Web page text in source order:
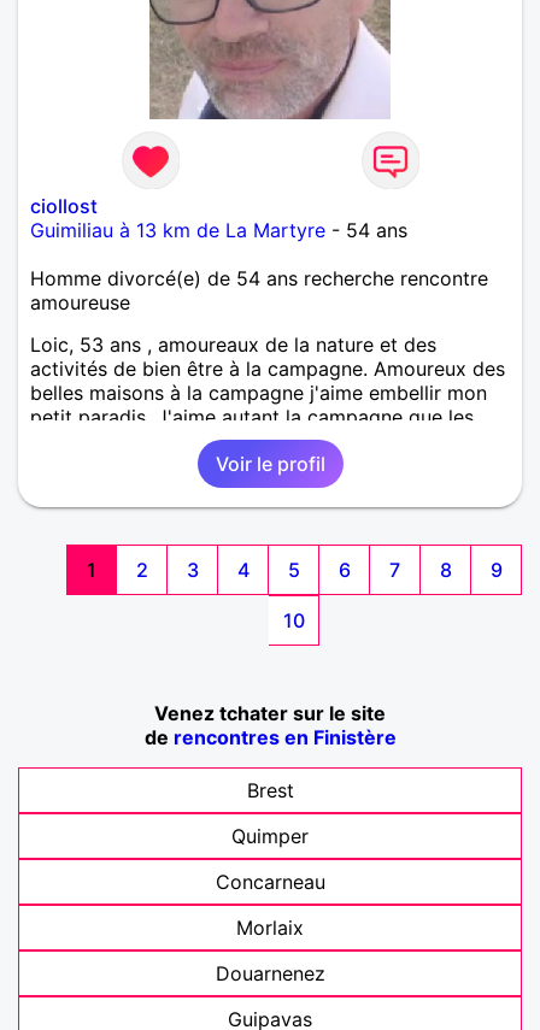
ciollost
Guimiliau à 13 km de La Martyre - 54 ans
Homme divorcé(e) de 54 ans recherche rencontre
amoureuse
Loic, 53 ans , amoureaux de la nature et des
activités de bien être à la campagne. Amoureux des
belles maisons à la campagne j'aime embellir mon
petit paradis. J'aime autant la campagne que les
sorties en ville, j'aime l'alternance et le bon
équilibre, dans le bien être et dans les
conversations, ouvert et à l'écoute pour avancer à
deux. Et puis le meilleur est à venir surtout les
discret d'une femme qui sache ce qu'elle veut en
harmonie avec sa moitié
Voir le profil
1 2 3 4 5 6 7 8 9
10
Venez tchater sur le site
de rencontres en Finistère
Brest
Quimper
Concarneau
Morlaix
Douarnenez
Guipavas